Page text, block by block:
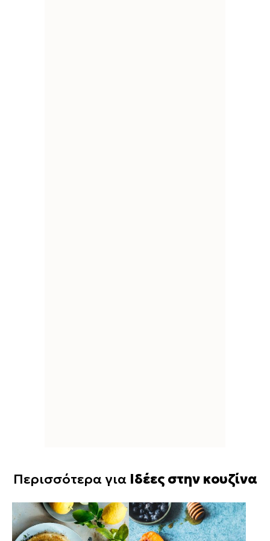
Περισσότερα για Ιδέες στην κουζίνα